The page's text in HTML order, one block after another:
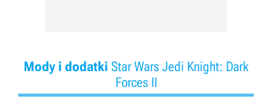
Mody i dodatki Star Wars Jedi Knight: Dark
Forces II